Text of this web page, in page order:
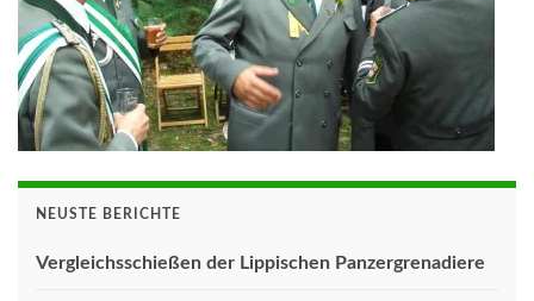
NEUSTE BERICHTE
Vergleichsschießen der Lippischen Panzergrenadiere